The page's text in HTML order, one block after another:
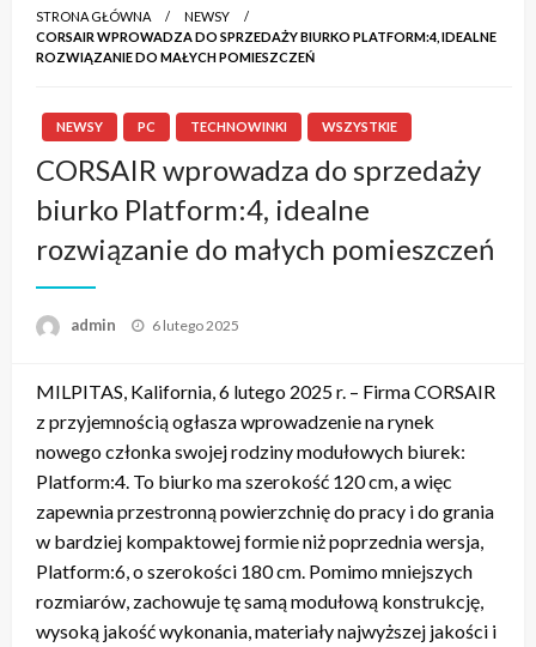
STRONA GŁÓWNA
NEWSY
CORSAIR WPROWADZA DO SPRZEDAŻY BIURKO PLATFORM:4, IDEALNE
ROZWIĄZANIE DO MAŁYCH POMIESZCZEŃ
NEWSY PC TECHNOWINKI WSZYSTKIE
CORSAIR wprowadza do sprzedaży
biurko Platform:4, idealne
rozwiązanie do małych pomieszczeń
admin Napisano
6 lutego 2025
MILPITAS, Kalifornia, 6 lutego 2025 r. – Firma CORSAIR
z przyjemnością ogłasza wprowadzenie na rynek
nowego członka swojej rodziny modułowych biurek:
Platform:4. To biurko ma szerokość 120 cm, a więc
zapewnia przestronną powierzchnię do pracy i do grania
w bardziej kompaktowej formie niż poprzednia wersja,
Platform:6, o szerokości 180 cm. Pomimo mniejszych
rozmiarów, zachowuje tę samą modułową konstrukcję,
wysoką jakość wykonania, materiały najwyższej jakości i